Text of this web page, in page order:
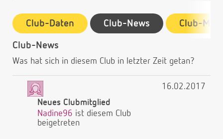
Club-Daten Club-News Club-
Club-News
Was hat sich in diesem Club in letzter Zeit getan?
Neues Clubmitglied
Nadine96 ist diesem Club
beigetreten
16.02.2017